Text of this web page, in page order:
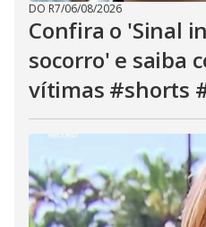
DO R7/06/08/2026
Confira o 'Sinal
socorro' e saiba
vítimas #shorts